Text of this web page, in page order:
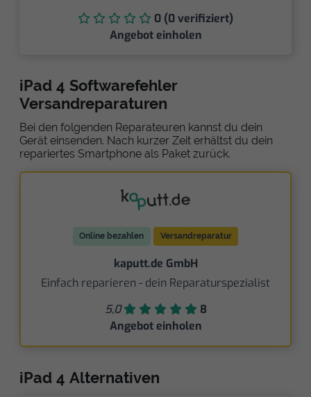
0 (0 verifiziert)
Angebot einholen
iPad 4 Softwarefehler
Versandreparaturen
Bei den folgenden Reparateuren kannst du dein
Gerät einsenden. Nach kurzer Zeit erhältst du dein
repariertes Smartphone als Paket zurück.
Online bezahlen Versandreparatur
kaputt.de GmbH
Einfach reparieren - dein Reparaturspezialist
5,0
8
Angebot einholen
iPad 4 Alternativen